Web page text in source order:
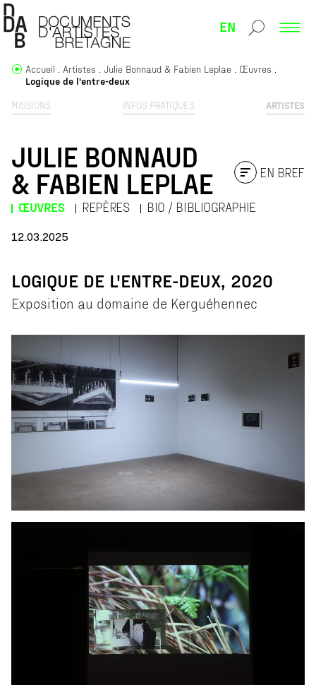
EN
MISSIONS INFOS PRATIQUES ARTISTES
Accueil Artistes Julie Bonnaud & Fabien Leplae
Œuvres
Logique de l'entre-deux
JULIE BONNAUD
& FABIEN LEPLAE
ŒUVRES REPÈRES BIO / BIBLIOGRAPHIE
EN BREF
12.03.2025
LOGIQUE DE L'ENTRE-DEUX, 2020
Exposition au domaine de Kerguéhennec